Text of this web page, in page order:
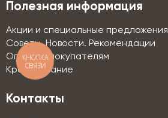
Полезная информация
Акции и специальные предложения
Советы. Новости. Рекомендации
Оптовым покупателям
Кредитование
Контакты
КНОПКА
СВЯЗИ